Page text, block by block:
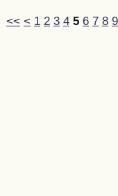
<< < 1 2 3 4 5 6 7 8 9